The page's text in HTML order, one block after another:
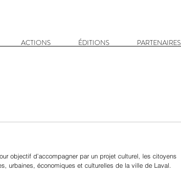
ACTIONS ÉDITIONS PARTENAIRES
objectif d’accompagner par un projet culturel, les citoyens
urbaines, économiques et culturelles de la ville de Laval.